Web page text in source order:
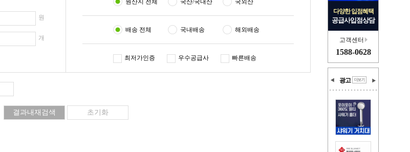
다양한 입점혜택
공급사입점상담
고객센터
1588-0628
광고
원
개
원산지 전체 국산/국내산 국외산
배송 전체 국내배송 해외배송
최저가인증 우수공급사 빠른배송